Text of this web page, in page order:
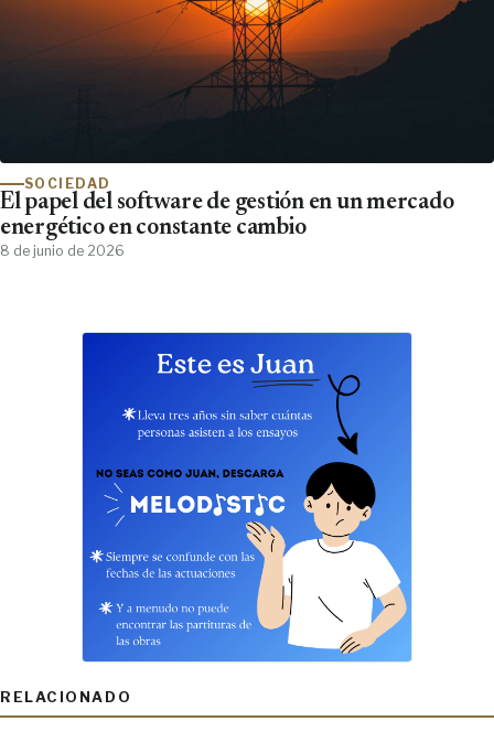
SOCIEDAD
El papel del software de gestión en un mercado
energético en constante cambio
8 de junio de 2026
RELACIONADO